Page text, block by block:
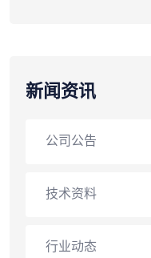
新闻资讯
公司公告
技术资料
行业动态